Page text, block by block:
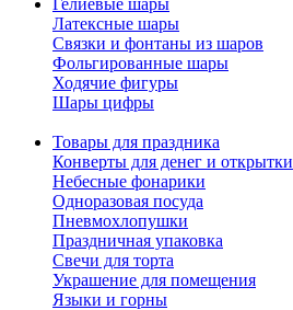
Гелиевые шары
Латексные шары
Связки и фонтаны из шаров
Фольгированные шары
Ходячие фигуры
Шары цифры
Товары для праздника
Конверты для денег и открытки
Небесные фонарики
Одноразовая посуда
Пневмохлопушки
Праздничная упаковка
Свечи для торта
Украшение для помещения
Языки и горны